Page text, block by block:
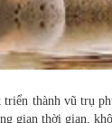
thành vũ trụ
gian thời gian,